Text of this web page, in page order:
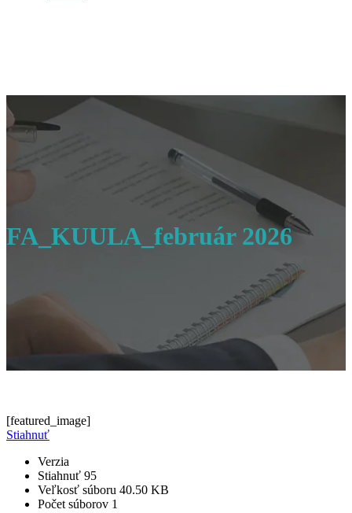
FA_KUULA_február 2026
[featured_image]
Stiahnuť
Verzia
Stiahnuť 95
Veľkosť súboru 40.50 KB
Počet súborov 1